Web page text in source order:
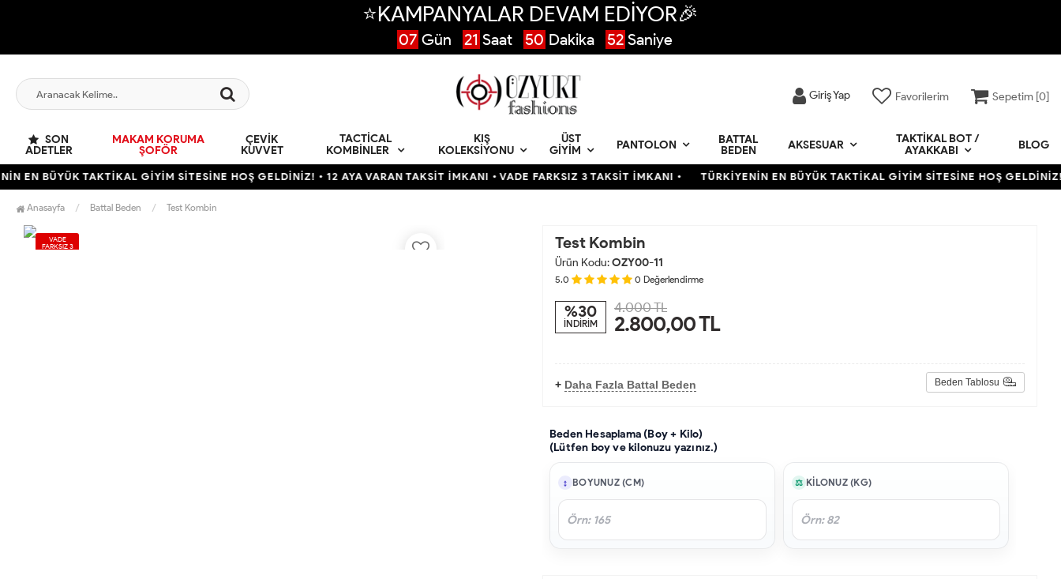
⭐KAMPANYALAR DEVAM EDİYOR🎉
07 Gün 21 Saat 50 Dakika 51 Saniye
Giriş Yap Favorilerim Sepetim [0]
SON
ADETLER
MAKAM KORUMA
ŞOFÖR
ÇEVIK
KUVVET
TACTICAL
KOMBINLER
KIŞ
KOLEKSIYONU
ÜST
GIYIM
PANTOLON
BATTAL
BEDEN
AKSESUAR
TAKTIKAL BOT /
AYAKKABI
BLOG
EN BÜYÜK TAKTİKAL GİYİM SİTESİNE HOŞ GELDİNİZ! • 12 AYA VARAN TAKSİT İMKANI • VADE FARKSIZ 3 TAKSİT İMKANI • TÜRKİYENİN EN BÜYÜK TAKTİKAL GİYİM SİTESİNE HOŞ GELDİNİZ!
Anasayfa Battal Beden Test Kombin
VADE
FARKSIZ 3
Test Kombin
Ürün Kodu:OZY00-11
5.0 0 Değerlendirme
%30
İNDİRİM
4.000 TL
2.800,00TL
+ Daha Fazla Battal Beden Beden Tablosu
Beden Hesaplama (Boy + Kilo)
(Lütfen boy ve kilonuzu yazınız.)
BOYUNUZ (CM) KILONUZ (KG)